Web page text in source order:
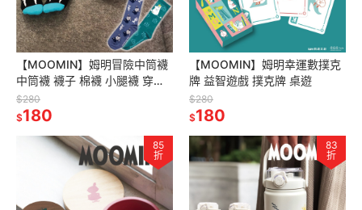
【MOOMIN】姆明冒險中筒襪
中筒襪 襪子 棉襪 小腿襪 穿搭
印花 成人襪子 兒童襪子
$280
$180
【MOOMIN】姆明幸運數撲克
牌 益智遊戲 撲克牌 桌遊
$280
$180
85
折
83
折